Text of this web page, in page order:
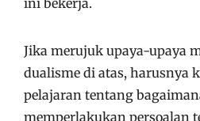
ini bekerja.
Jika merujuk upaya-upaya
dualisme di atas, harusnya
pelajaran tentang
memperlakukan persoalan